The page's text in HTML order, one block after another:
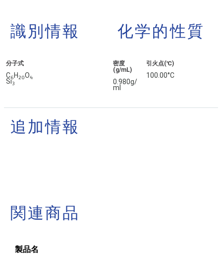
識別情報
分子式
C6 H20O4
Si3
化学的性質
密度
(g/mL)
0.980g/
ml
引火点(℃)
100.00°C
追加情報
関連商品
製品名